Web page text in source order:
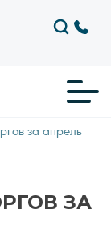
за апрель
ЗА